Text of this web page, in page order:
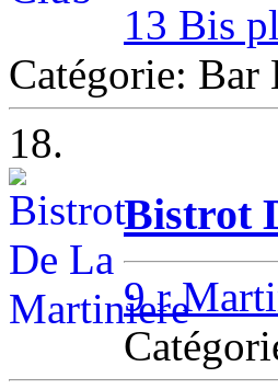
13 Bis
Catégorie: Bar
18.
Bistrot
9 r